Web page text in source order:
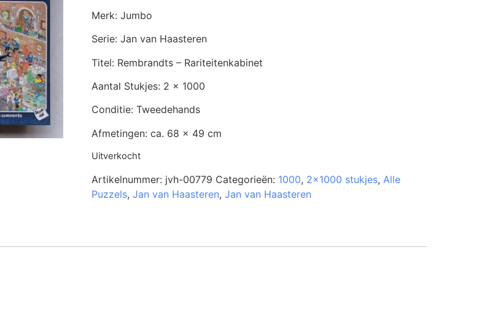
Merk: Jumbo
Serie: Jan van Haasteren
Titel: Rembrandts – Rariteitenkabinet
Aantal Stukjes: 2 x 1000
Conditie: Tweedehands
Afmetingen: ca. 68 x 49 cm
Uitverkocht
Artikelnummer: jvh-00779 Categorieën: 1000, 2x1000 stukjes, Alle
Puzzels, Jan van Haasteren, Jan van Haasteren